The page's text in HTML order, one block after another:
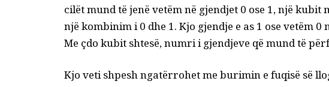
cilët mund të jenë vetëm në gjendjet 0 ose 1, një kubit
një kombinim i 0 dhe 1. Kjo gjendje e as 1 ose vetëm 0
Me çdo kubit shtesë, numri i gjendjeve që mund të
Kjo veti shpesh ngatërrohet me burimin e fuqisë së